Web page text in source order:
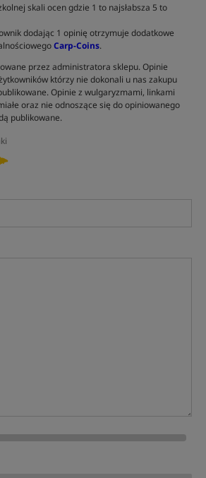
skali ocen gdzie 1 to najsłabsza 5 to
dodając 1 opinię otrzymuje dodatkowe
Carp-Coins.
przez administratora sklepu. Opinie
którzy nie dokonali u nas zakupu
Opinie z wulgaryzmami, linkami
oraz nie odnoszące się do opiniowanego
publikowane.